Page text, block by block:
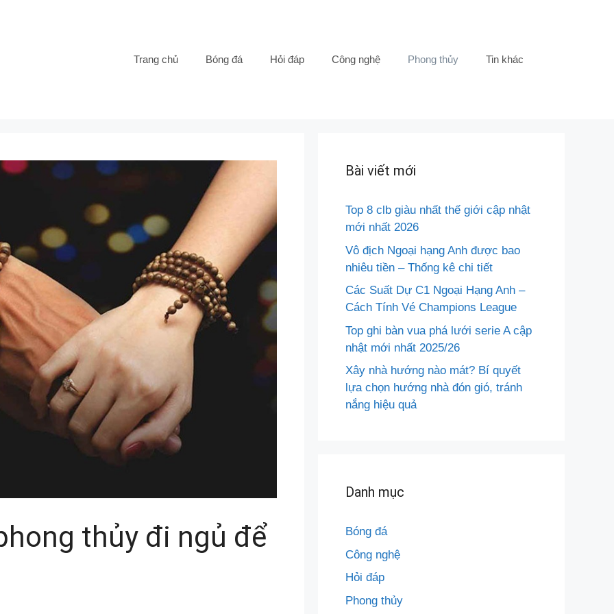
Trang chủ Bóng đá Hỏi đáp Công nghệ Phong thủy Tin khác
thủy đi ngủ để
Bài viết mới
Top 8 clb giàu nhất thế giới cập nhật
mới nhất 2026
Vô địch Ngoại hạng Anh được bao
nhiêu tiền – Thống kê chi tiết
Các Suất Dự C1 Ngoại Hạng Anh –
Cách Tính Vé Champions League
Top ghi bàn vua phá lưới serie A cập
nhật mới nhất 2025/26
Xây nhà hướng nào mát? Bí quyết
lựa chọn hướng nhà đón gió, tránh
nắng hiệu quả
Danh mục
Bóng đá
Công nghệ
Hỏi đáp
Phong thủy